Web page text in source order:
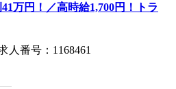
万円！／高時給1,700円！トラ
番号：1168461